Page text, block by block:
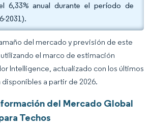
6,33% anual durante el período de
2031).
del mercado y previsión de este
el marco de estimación
Intelligence, actualizado con los últimos
a partir de 2026.
del Mercado Global
Techos